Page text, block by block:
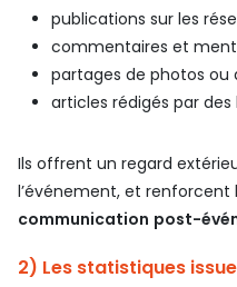
publications sur les
commentaires et
partages de photos ou
articles rédigés par
Ils offrent un regard
l’événement, et renforcent
communication post-
2) Les statistiques